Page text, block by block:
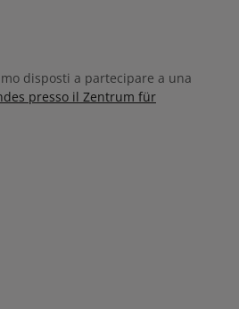
disposti a partecipare a una
presso il Zentrum für